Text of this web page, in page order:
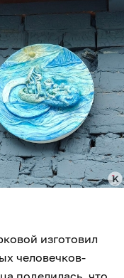
изготовил
человечков-